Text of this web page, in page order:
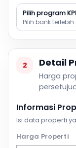
Pilih program
Pilih bank
2 Detail
Harga
Informasi
Isi data properti
Harga Properti